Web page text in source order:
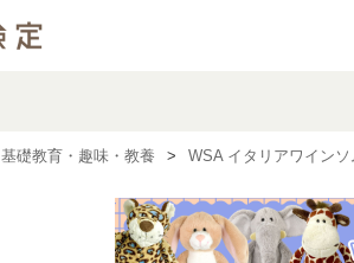
基礎教育・趣味・教養 WSA イタリアワイン